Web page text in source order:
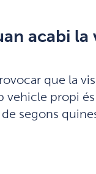
acabi la
que la
vehicle propi
segons